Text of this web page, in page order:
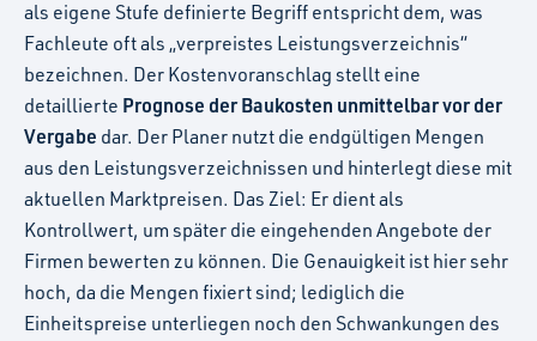
als eigene Stufe definierte Begriff entspricht dem, was
Fachleute oft als „verpreistes Leistungsverzeichnis“
bezeichnen. Der Kostenvoranschlag stellt eine
detaillierte Prognose der Baukosten unmittelbar vor der
Vergabe dar. Der Planer nutzt die endgültigen Mengen
aus den Leistungsverzeichnissen und hinterlegt diese mit
aktuellen Marktpreisen. Das Ziel: Er dient als
Kontrollwert, um später die eingehenden Angebote der
Firmen bewerten zu können. Die Genauigkeit ist hier sehr
hoch, da die Mengen fixiert sind; lediglich die
Einheitspreise unterliegen noch den Schwankungen des